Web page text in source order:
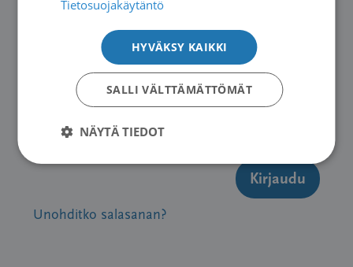
Muista minut
Kirjaudu
Unohditko salasanan?
Tietosuojakäytäntö
HYVÄKSY KAIKKI
SALLI VÄLTTÄMÄTTÖMÄT
NÄYTÄ TIEDOT